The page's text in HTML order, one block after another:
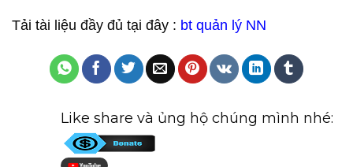
Tải tài liệu đầy đủ tại đây : bt quản lý NN
Like share và ủng hộ chúng mình nhé: